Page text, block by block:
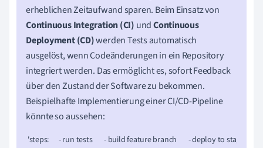
erheblichen Zeitaufwand sparen. Beim Einsatz von
Continuous Integration (CI) undContinuous
Deployment (CD)werden Tests automatisch
ausgelöst, wenn Codeänderungen in ein Repository
integriert werden. Das ermöglicht es, sofort Feedback
über den Zustand der Software zu bekommen.
Beispielhafte Implementierung einer CI/CD-Pipeline
könnte so aussehen:
'steps:      - run tests       - build feature branch       - deploy to staging'